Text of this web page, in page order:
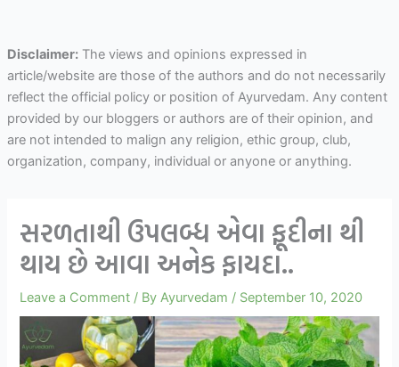
Disclaimer:The views and opinions expressed in
article/website are those of the authors and do not necessarily
reflect the official policy or position of Ayurvedam. Any content
provided by our bloggers or authors are of their opinion, and
are not intended to malign any religion, ethic group, club,
organization, company, individual or anyone or anything.
સરળતાથી ઉપલબ્ધ એવા ફૂદીના થી
થાય છે આવા અનેક ફાયદા..
Leave a Comment / ByAyurvedam / September 10, 2020